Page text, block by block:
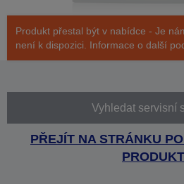
Produkt přestal být v nabídce - Je
není k dispozici. Informace o další
Vyhledat servisní
PŘEJÍT NA STRÁNKU